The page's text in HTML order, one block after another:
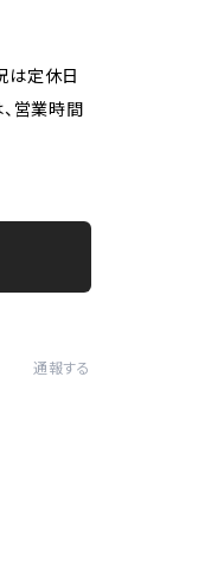
は定休日
営業時間
通報する